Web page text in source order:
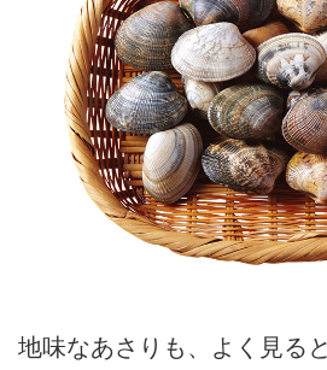
地味なあさりも、よく見る